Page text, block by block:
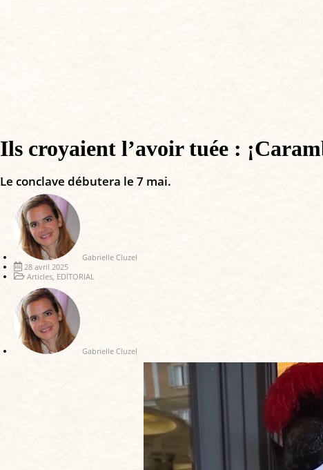
Ils croyaient l’avoir tuée :
Le conclave débutera le 7 mai.
Gabrielle Cluzel
28 avril 2025
Articles EDITORIAL
Gabrielle Cluzel